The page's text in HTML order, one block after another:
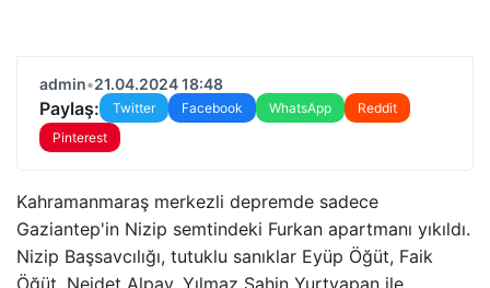
admin•21.04.2024 18:48
Paylaş: Twitter Facebook WhatsApp
Reddit
Pinterest
Kahramanmaraş merkezli depremde sadece
Gaziantep'in Nizip semtindeki Furkan apartmanı yıkıldı.
Nizip Başsavcılığı, tutuklu sanıklar Eyüp Öğüt, Faik
Öğüt, Nejdet Alpay, Yılmaz Şahin Yurtyapan ile